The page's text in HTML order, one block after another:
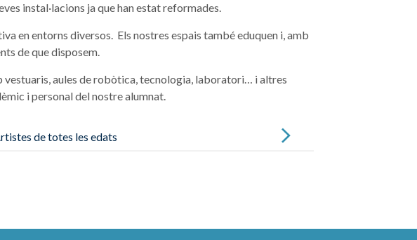
instal·lacions ja que han estat reformades.
en entorns diversos. Els nostres espais també eduquen i, amb
de que disposem.
vestuaris, aules de robòtica, tecnologia, laboratori… i altres
i personal del nostre alumnat.
de totes les edats